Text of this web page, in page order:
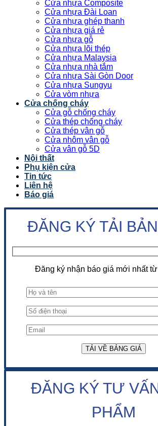
Cửa nhựa Composite
Cửa nhựa Đài Loan
Cửa nhựa ghép thanh
Cửa nhựa giá rẻ
Cửa nhựa gỗ
Cửa nhựa lõi thép
Cửa nhựa Malaysia
Cửa nhựa nhà tắm
Cửa nhựa Sài Gòn Door
Cửa nhựa Sungyu
Cửa vòm nhựa
Cửa chống cháy
Cửa gỗ chống cháy
Cửa thép chống cháy
Cửa thép vân gỗ
Cửa nhôm vân gỗ
Cửa vân gỗ 5D
Nội thất
Phụ kiện cửa
Tin tức
Liên hệ
Báo giá
ĐĂNG KÝ TẢI
Đăng ký nhận báo giá mới nhất
ĐĂNG KÝ TƯ
PHẨM